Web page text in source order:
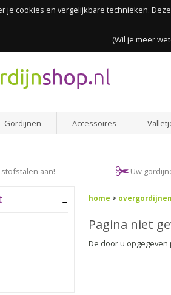
je cookies en vergelijkbare technieken.
(Wil je meer
Gordijnen Accessoires
aan! Uw
home > overgordijnen
Pagina niet
De door u